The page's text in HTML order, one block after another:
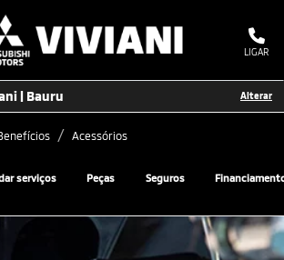
LIGAR
| Bauru Alterar
Acessórios
serviços Peças Seguros